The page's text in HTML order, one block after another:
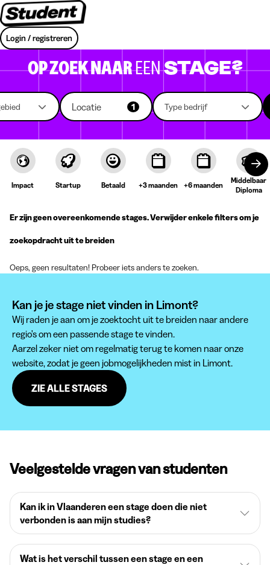
Login / registreren
OP ZOEK NAAREENSTAGE?
Locatie 1 Type bedrijf
Impact Startup Betaald +3 maanden +6 maanden
Middelbaar
Diploma
Er zijn geen overeenkomende stages. Verwijder enkele filters om je
zoekopdracht uit te breiden
Oeps, geen resultaten! Probeer iets anders te zoeken.
Kan je je stage niet vinden in Limont?
Wij raden je aan om je zoektocht uit te breiden naar andere
regio's om een passende stage te vinden.
Aarzel zeker niet om regelmatig terug te komen naar onze
website, zodat je geen jobmogelijkheden mist in Limont.
ZIE ALLE STAGES
Veelgestelde vragen van studenten
Kan ik in Vlaanderen een stage doen die niet
verbonden is aan mijn studies?
Wat is het verschil tussen een stage en een